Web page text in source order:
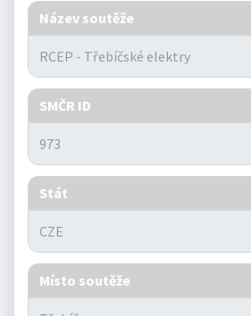
Název soutěže
SMČR ID
Stát
Místo soutěže